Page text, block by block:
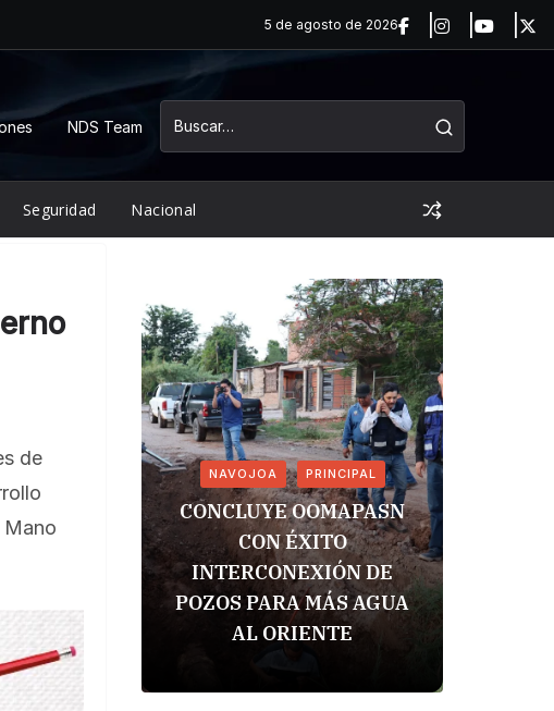
5 de agosto de 2026
NDS Team
Seguridad Nacional
de
NAVOJOA PRINCIPAL
CONCLUYE OOMAPASN
CON ÉXITO
INTERCONEXIÓN DE
POZOS PARA MÁS AGUA
AL ORIENTE